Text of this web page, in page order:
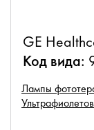
GE
Код вида:
Лампы